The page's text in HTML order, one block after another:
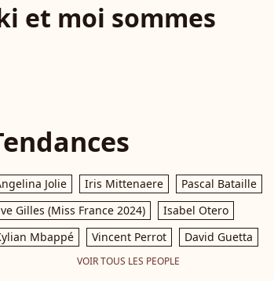
et moi sommes
Jolie Iris Mittenaere
Pascal Bataille
Gilles (Miss France 2024)
Isabel Otero
Mbappé
Vincent Perrot David Guetta
VOIR TOUS LES PEOPLE